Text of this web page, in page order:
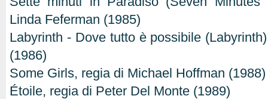
Linda Feferman (1985)
Labyrinth - Dove tutto è possibile
(1986)
Some Girls, regia di Michael Hoffman (1988)
Étoile, regia di Peter Del Monte (1989)